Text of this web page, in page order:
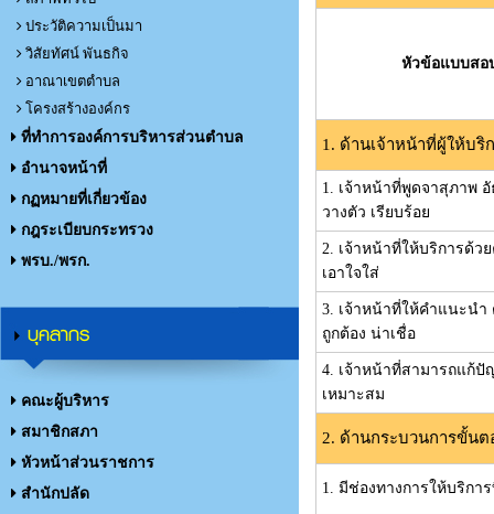
ประวัติความเป็นมา
วิสัยทัศน์ พันธกิจ
อาณาเขตตำบล
โครงสร้างองค์กร
ที่ทำการองค์การบริหารส่วนตำบล
อำนาจหน้าที่
กฏหมายที่เกี่ยวข้อง
กฎระเบียบกระทรวง
พรบ./พรก.
บุคลากร
คณะผู้บริหาร
สมาชิกสภา
หัวหน้าส่วนราชการ
สำนักปลัด
หัวข้อแบบสอ
1. ด้านเจ้าหน้าที่ผู้ให้บริ
1. เจ้าหน้าที่พูดจาสุภาพ
วางตัว เรียบร้อย
2. เจ้าหน้าที่ให้บริการด้ว
เอาใจใส่
3. เจ้าหน้าที่ให้คำแนะน
ถูกต้อง น่าเชื่อ
4. เจ้าหน้าที่สามารถแก้
เหมาะสม
2. ด้านกระบวนการขั้นต
1. มีช่องทางการให้บริกา